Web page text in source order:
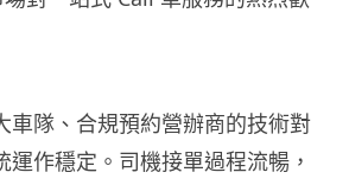
車隊、合規預約營辦商的技術對
運作穩定。司機接單過程流暢，